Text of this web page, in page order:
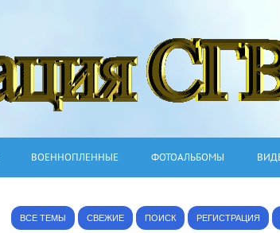
ВОЕННОПЛЕННЫЕ ФОТОАЛЬБОМЫ
ВСЕ ТЕМЫ СВЕЖИЕ ПОИСК РЕГИСТРАЦИЯ